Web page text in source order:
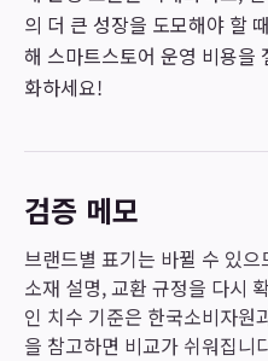
의 더 큰 성장을 도모해야 할
해 스마트스토어 운영 비용을
화하세요!
검증 메모
브랜드별 표기는 바뀔 수 있
소재 설명, 교환 규정을 다시
인 치수 기준은 한국소비자원
을 참고하면 비교가 쉬워집니